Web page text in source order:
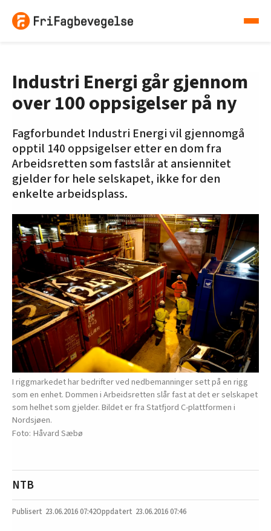
Industri Energi går gjennom
over 100 oppsigelser på ny
Fagforbundet Industri Energi vil gjennomgå
opptil 140 oppsigelser etter en dom fra
Arbeidsretten som fastslår at ansiennitet
gjelder for hele selskapet, ikke for den
enkelte arbeidsplass.
I riggmarkedet har bedrifter ved nedbemanninger sett på en rigg
som en enhet. Dommen i Arbeidsretten slår fast at det er selskapet
som helhet som gjelder. Bildet er fra Statfjord C-plattformen i
Nordsjøen.
Håvard Sæbø
NTB
23.06.201607:42 23.06.2016 07:46